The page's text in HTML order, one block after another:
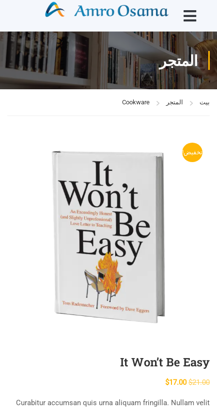
المتجر
بيت المتجر Cookware
تخفيض!
It Won’t Be Easy
$21.00
$17.00
Curabitur accumsan quis urna aliquam fringilla. Nullam velit